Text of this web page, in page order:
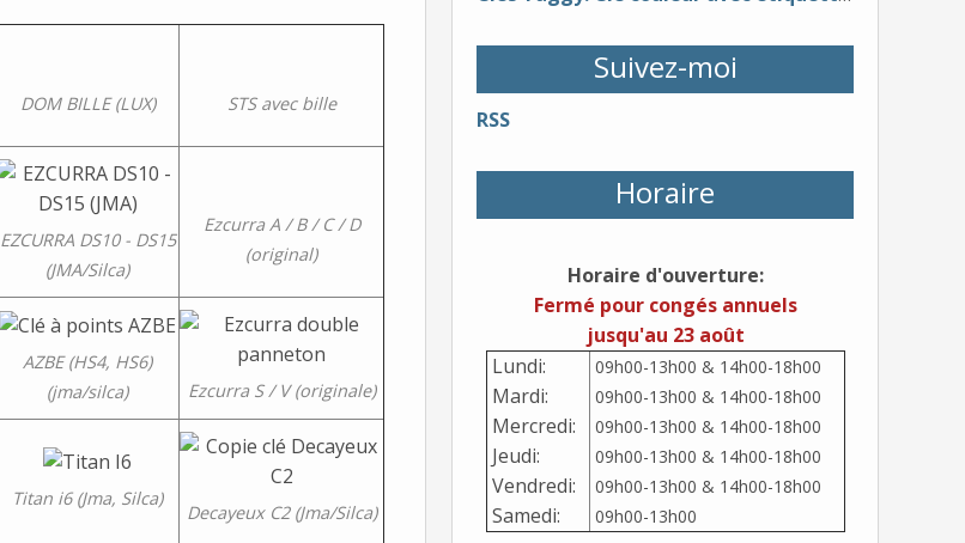
Suivez-moi
RSS
Horaire
Horaire d'ouverture:
Fermé pour congés annuels
jusqu'au 23 août
Lundi:
Mardi:
Mercredi:
Jeudi:
Vendredi:
Samedi:
09h00-13h00 & 14h00-18h00
09h00-13h00 & 14h00-18h00
09h00-13h00 & 14h00-18h00
09h00-13h00 & 14h00-18h00
09h00-13h00 & 14h00-18h00
09h00-13h00
DOM BILLE (LUX) STS avec bille
EZCURRA DS10 - DS15
(JMA/Silca)
Ezcurra A / B / C / D
(original)
AZBE (HS4, HS6)
(jma/silca)
Ezcurra S / V (originale)
Titan i6 (Jma, Silca)
Decayeux C2 (Jma/Silca)